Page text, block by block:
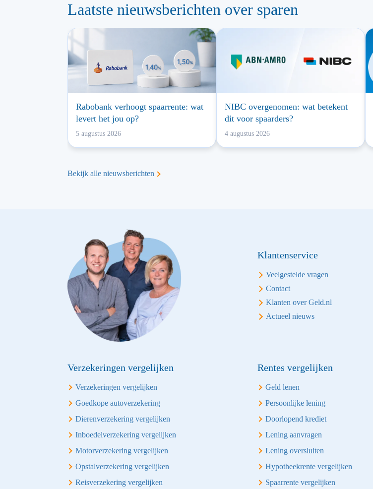
Laatste nieuwsberichten over sparen
Rabobank verhoogt spaarrente: wat
levert het jou op?
5 augustus 2026
NIBC overgenomen: wat betekent
dit voor spaarders?
4 augustus 2026
Bekijk alle nieuwsberichten
Klantenservice
Veelgestelde vragen
Contact
Klanten over Geld.nl
Actueel nieuws
Verzekeringen vergelijken
Verzekeringen vergelijken
Goedkope autoverzekering
Dierenverzekering vergelijken
Inboedelverzekering vergelijken
Motorverzekering vergelijken
Opstalverzekering vergelijken
Reisverzekering vergelijken
Rentes vergelijken
Geld lenen
Persoonlijke lening
Doorlopend krediet
Lening aanvragen
Lening oversluiten
Hypotheekrente vergelijken
Spaarrente vergelijken